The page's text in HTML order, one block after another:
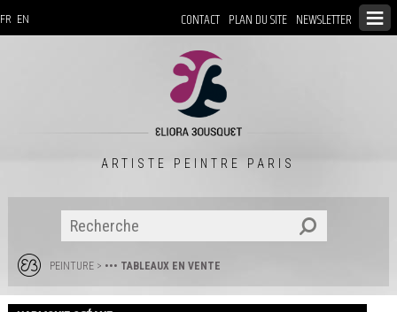
CONTACT PLAN DU SITE NEWSLETTER
FR EN
ARTISTE PEINTRE PARIS
PEINTURE> ••• TABLEAUX EN VENTE